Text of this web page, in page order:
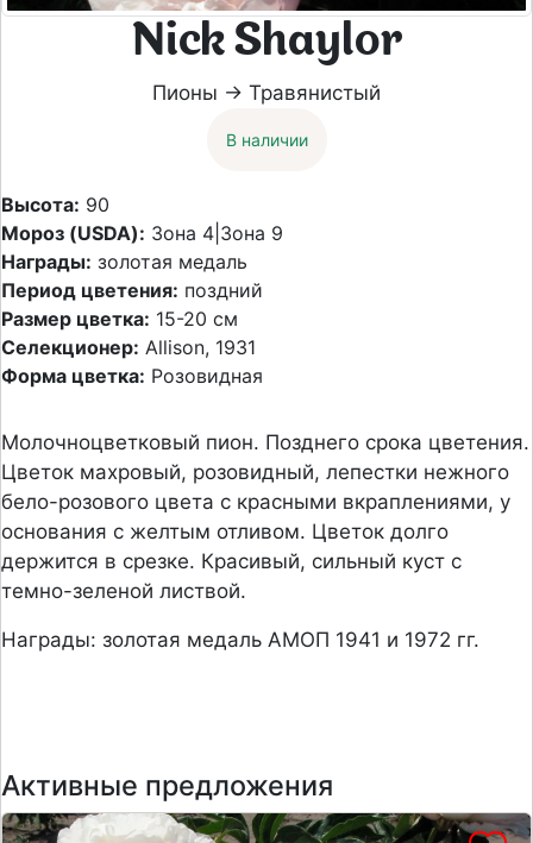
Nick Shaylor
Пионы → Травянистый
В наличии
Высота: 90
Мороз (USDA): Зона 4|Зона 9
Награды: золотая медаль
Период цветения: поздний
Размер цветка: 15-20 см
Селекционер: Allison, 1931
Форма цветка: Розовидная
Молочноцветковый пион. Позднего срока цветения.
Цветок махровый, розовидный, лепестки нежного
бело-розового цвета с красными вкраплениями, у
основания с желтым отливом. Цветок долго
держится в срезке. Красивый, сильный куст с
темно-зеленой листвой.
Награды: золотая медаль АМОП 1941 и 1972 гг.
Активные предложения